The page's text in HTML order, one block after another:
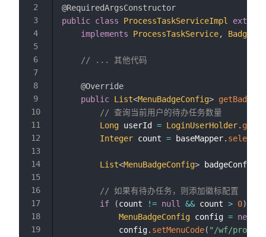
@RequiredArgsConstructor
public class ProcessTaskServiceImpl
extends
implements
ProcessTaskService,
// ... 其他代码
@Override
public List<MenuBadgeConfig>
// 查询当前用户的待办任务数量
Long userId = LoginUserHolder.
Integer count = baseMapper.
List<MenuBadgeConfig> badgeConfigs
// 如果有待办任务，则添加徽标配置
if
(count != null && count > 0)
MenuBadgeConfig config = new
            config
. setMenuCode( "/wf/